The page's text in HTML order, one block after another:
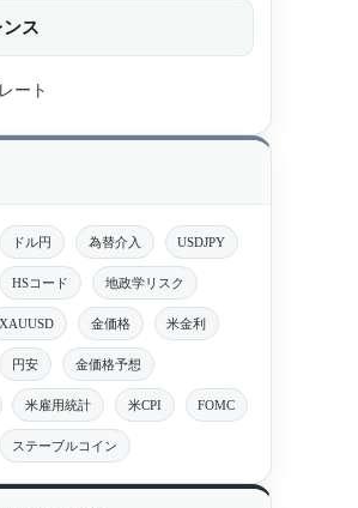
ンス
ート
ドル円 為替介入 USDJPY
HSコード 地政学リスク
XAUUSD 金価格 米金利
円安 金価格予想
米雇用統計 米CPI FOMC
ステーブルコイン